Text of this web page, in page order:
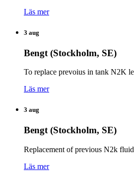
Läs mer
3 aug
Bengt (Stockholm, SE)
To replace prevoius in tank N2K
Läs mer
3 aug
Bengt (Stockholm, SE)
Replacement of previous N2k fluid
Läs mer